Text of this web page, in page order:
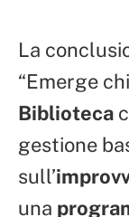
La
“Emerge
Biblioteca
gestione
sull’
una